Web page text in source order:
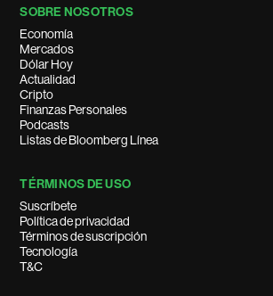
SOBRE NOSOTROS
Economía
Mercados
Dólar Hoy
Actualidad
Cripto
Finanzas Personales
Podcasts
Listas de Bloomberg Línea
TÉRMINOS DE USO
Suscríbete
Política de privacidad
Términos de suscripción
Tecnología
T&C